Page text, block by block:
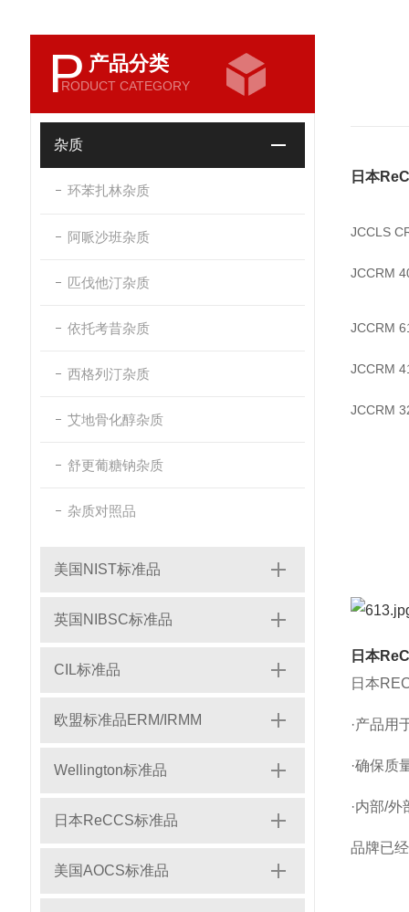
P 产品分类
RODUCT CATEGORY
杂质
环苯扎林杂质
阿哌沙班杂质
匹伐他汀杂质
依托考昔杂质
西格列汀杂质
艾地骨化醇杂质
舒更葡糖钠杂质
杂质对照品
美国NIST标准品
英国NIBSC标准品
CIL标准品
欧盟标准品ERM/IRMM
Wellington标准品
日本ReCCS标准品
美国AOCS标准品
日本
JCCLS
JCCRM
JCCRM
JCCRM
JCCRM
日本
日本
·产品用
·确保质
·内部/
品牌已